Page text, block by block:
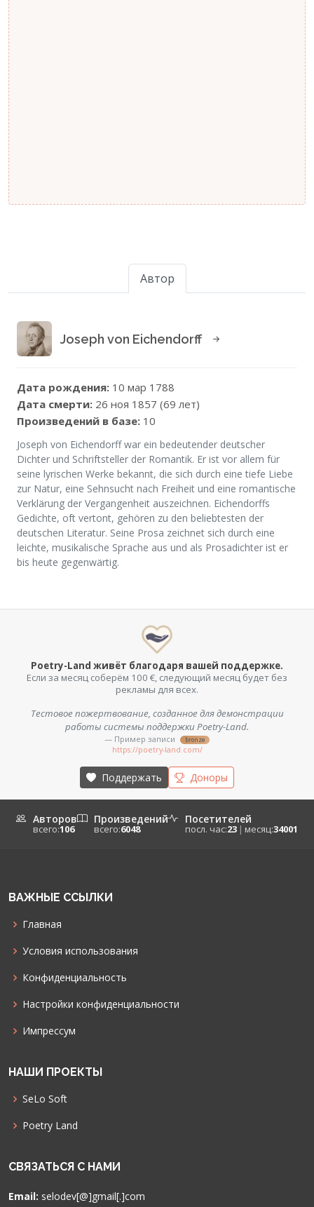
Автор
Joseph von Eichendorff
Дата рождения: 10 мар 1788
Дата смерти: 26 ноя 1857 (69 лет)
Произведений в базе: 10
Joseph von Eichendorff war ein bedeutender deutscher
Dichter und Schriftsteller der Romantik. Er ist vor allem für
seine lyrischen Werke bekannt, die sich durch eine tiefe Liebe
zur Natur, eine Sehnsucht nach Freiheit und eine romantische
Verklärung der Vergangenheit auszeichnen. Eichendorffs
Gedichte, oft vertont, gehören zu den beliebtesten der
deutschen Literatur. Seine Prosa zeichnet sich durch eine
leichte, musikalische Sprache aus und als Prosadichter ist er
bis heute gegenwärtig.
Poetry-Land живёт благодаря вашей поддержке.
Если за месяц соберём 100 €, следующий месяц будет без
рекламы для всех.
Тестовое пожертвование, созданное для демонстрации
работы системы поддержки Poetry-Land.
— Пример записи bronze
https://poetry-land.com/
Поддержать Доноры
Авторов
всего:106
Произведений
всего:6048
Посетителей
посл. час:23 | месяц:34001
ВАЖНЫЕ ССЫЛКИ
Главная
Условия использования
Конфиденциальность
Настройки конфиденциальности
Импрессум
НАШИ ПРОЕКТЫ
SeLo Soft
Poetry Land
СВЯЗАТЬСЯ С НАМИ
Email: selodev[@]gmail[.]com